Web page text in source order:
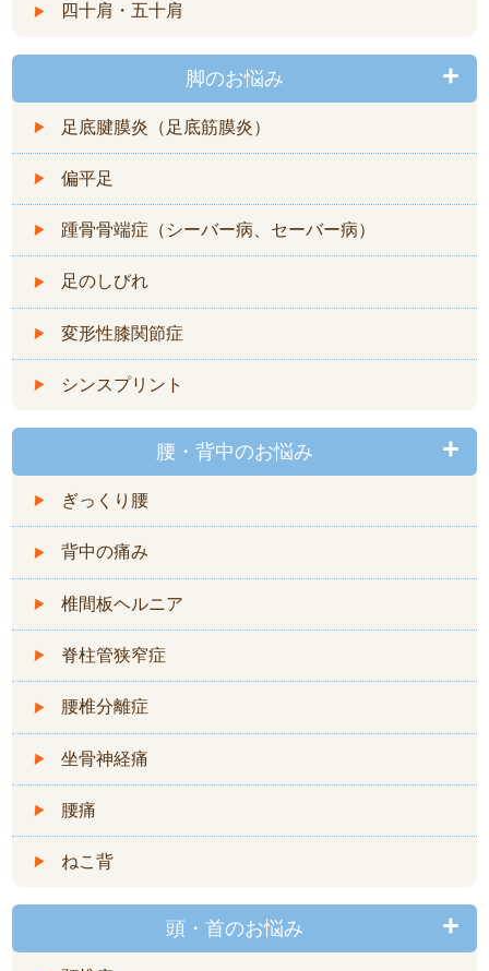
四十肩・五十肩
脚のお悩み
足底腱膜炎（足底筋膜炎）
偏平足
踵骨骨端症（シーバー病、セーバー病）
足のしびれ
変形性膝関節症
シンスプリント
腰・背中のお悩み
ぎっくり腰
背中の痛み
椎間板ヘルニア
脊柱管狭窄症
腰椎分離症
坐骨神経痛
腰痛
ねこ背
頭・首のお悩み